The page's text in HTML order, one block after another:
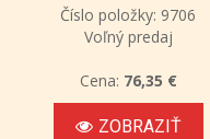
Číslo položky: 9706
Voľný predaj
Cena: 76,35 €
ZOBRAZIŤ